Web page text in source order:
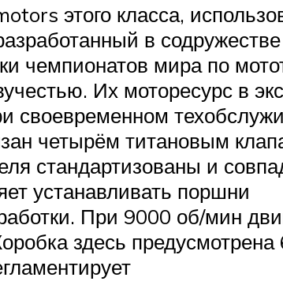
этого класса,
в
чемпионатов мира по
Их моторесурс в
своевременном
четырём титановым
стандартизованы и
устанавливать поршни
При 9000 об/мин
здесь предусмотрена